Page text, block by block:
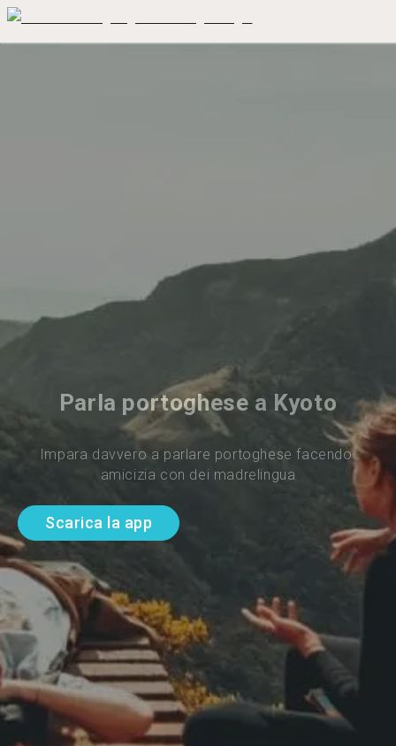
Parla portoghese a Kyoto
Impara davvero a parlare portoghese facendo
amicizia con dei madrelingua
Scarica la app